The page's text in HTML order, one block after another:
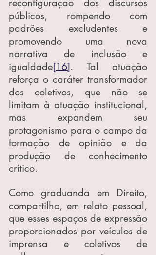
reconfiguração dos discursos
públicos, rompendo com
padrões excludentes e
promovendo uma nova
narrativa de inclusão e
igualdade[16]. Tal atuação
reforça o caráter transformador
dos coletivos, que não se
limitam à atuação institucional,
mas expandem seu
protagonismo para o campo da
formação de opinião e da
produção de conhecimento
crítico.
Como graduanda em Direito,
compartilho, em relato pessoal,
que esses espaços de expressão
proporcionados por veículos de
imprensa e coletivos de